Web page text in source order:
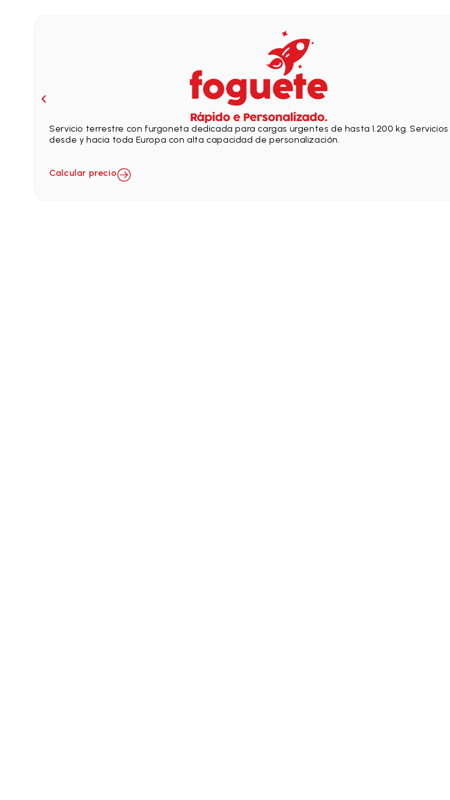
Servicio terrestre con furgoneta dedicada para cargas urgentes de hasta 1.200 kg. Servicios
desde y hacia toda Europa con alta capacidad de personalización.
Calcular precio